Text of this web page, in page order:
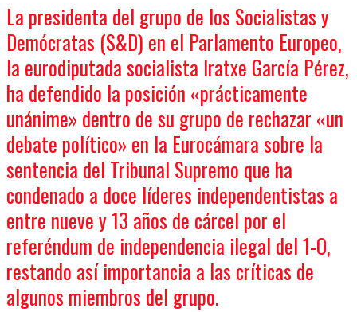
La presidenta del grupo de los Socialistas y
Demócratas (S&D) en el Parlamento Europeo,
la eurodiputada socialista Iratxe García Pérez,
ha defendido la posición «prácticamente
unánime» dentro de su grupo de rechazar «un
debate político» en la Eurocámara sobre la
sentencia del Tribunal Supremo que ha
condenado a doce líderes independentistas a
entre nueve y 13 años de cárcel por el
referéndum de independencia ilegal del 1-O,
restando así importancia a las críticas de
algunos miembros del grupo.